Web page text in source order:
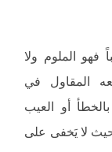
الملوم ولا
المقاول في
أو العيب
لا يَخفى على